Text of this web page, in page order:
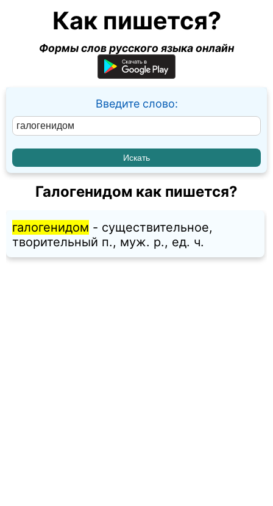
Как пишется?
Формы слов русского языка онлайн
Введите слово:
Галогенидом как пишется?
галогенидом - существительное,
творительный п., муж. p., ед. ч.